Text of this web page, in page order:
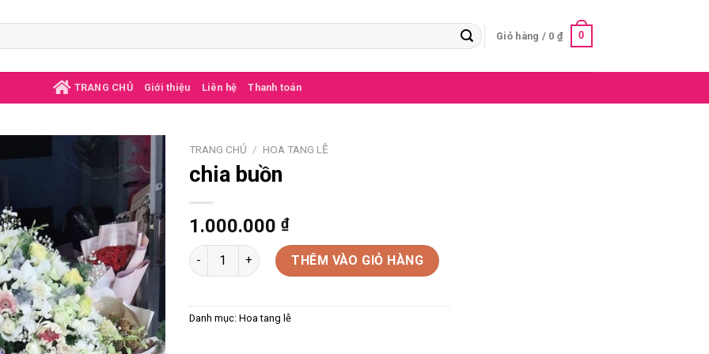
Giỏ hàng / 0 ₫ 0
TRANG CHỦ Giới thiệu Liên hệ Thanh toán
TRANG CHỦ / HOA TANG LỄ
chia buồn
1.000.000 ₫
chia buồn số lượngTHÊM VÀO GIỎ HÀNG
Danh mục: Hoa tang lễ